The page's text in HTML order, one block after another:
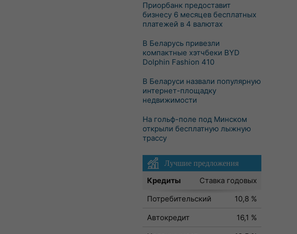
Приорбанк предоставит
бизнесу 6 месяцев бесплатных
платежей в 4 валютах
В Беларусь привезли
компактные хэтчбеки BYD
Dolphin Fashion 410
В Беларуси назвали популярную
интернет-площадку
недвижимости
На гольф-поле под Минском
открыли бесплатную лыжную
трассу
Лучшие предложения
Кредиты
Ставка годовых
Потребительский
10,8 %
Автокредит
16,1 %